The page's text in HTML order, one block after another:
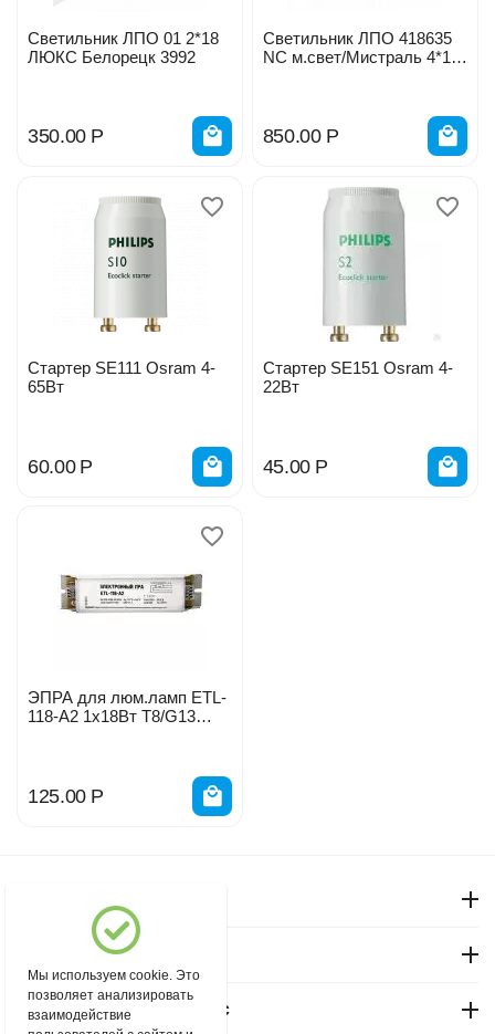
Светильник ЛПО 01 2*18
ЛЮКС Белорецк 3992
350.00 Р
Светильник ЛПО 418635
NC м.свет/Мистраль 4*18
850.00 Р
Стартер SЕ111 Osram 4-
65Вт
60.00 Р
Стартер SЕ151 Osram 4-
22Вт
45.00 Р
ЭПРА для люм.ламп ETL-
118-A2 1x18Вт Т8/G13
125.00 Р
Магазин "Северный"
Покупательский сервис
Мы используем cookie. Это
позволяет анализировать
взаимодействие